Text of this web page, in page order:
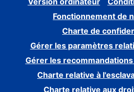
Fonctionnement de
Charte de
Gérer les paramètres
Gérer les
Charte relative à
Charte relative aux